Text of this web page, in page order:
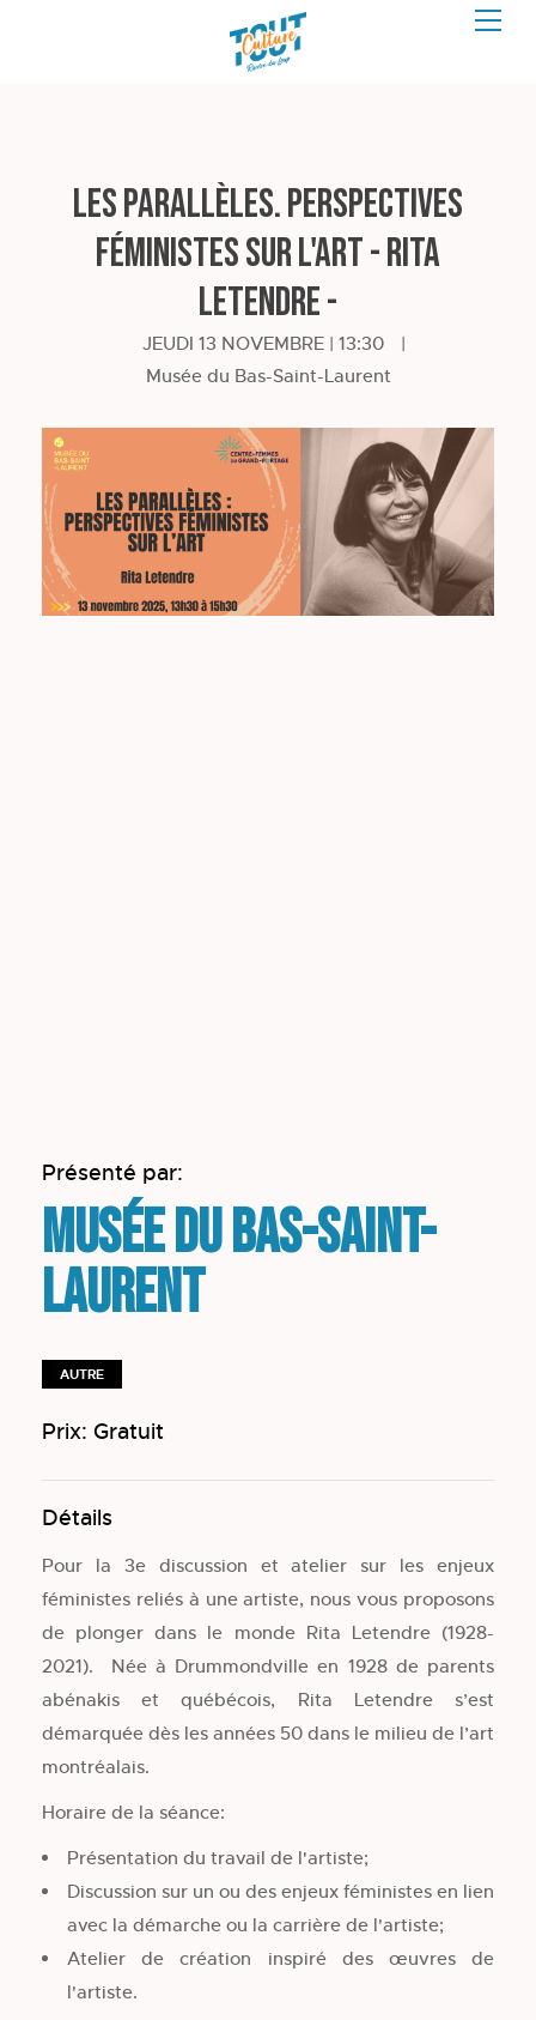
Les parallèles. Perspectives
féministes sur l'art - Rita
Letendre -
JEUDI 13 NOVEMBRE | 13:30
|
Musée du Bas-Saint-Laurent
Présenté par:
Musée du Bas-Saint-
Laurent
AUTRE
Prix: Gratuit
Détails
Pour la 3e discussion et atelier sur les enjeux
féministes reliés à une artiste, nous vous proposons
de plonger dans le monde Rita Letendre (1928-
2021). Née à Drummondville en 1928 de parents
abénakis et québécois, Rita Letendre s’est
démarquée dès les années 50 dans le milieu de l’art
montréalais.
Horaire de la séance:
Présentation du travail de l'artiste;
Discussion sur un ou des enjeux féministes en lien
avec la démarche ou la carrière de l'artiste;
Atelier de création inspiré des œuvres de
l'artiste.